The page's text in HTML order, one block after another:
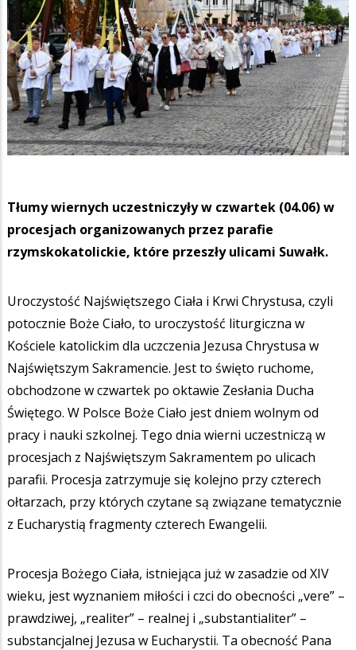
Tłumy wiernych uczestniczyły w czwartek (04.06) w
procesjach organizowanych przez parafie
rzymskokatolickie, które przeszły ulicami Suwałk.
Uroczystość Najświętszego Ciała i Krwi Chrystusa, czyli
potocznie Boże Ciało, to uroczystość liturgiczna w
Kościele katolickim dla uczczenia Jezusa Chrystusa w
Najświętszym Sakramencie. Jest to święto ruchome,
obchodzone w czwartek po oktawie Zesłania Ducha
Świętego. W Polsce Boże Ciało jest dniem wolnym od
pracy i nauki szkolnej. Tego dnia wierni uczestniczą w
procesjach z Najświętszym Sakramentem po ulicach
parafii. Procesja zatrzymuje się kolejno przy czterech
ołtarzach, przy których czytane są związane tematycznie
z Eucharystią fragmenty czterech Ewangelii.
Procesja Bożego Ciała, istniejąca już w zasadzie od XIV
wieku, jest wyznaniem miłości i czci do obecności „vere” –
prawdziwej, „realiter” – realnej i „substantialiter” –
substancjalnej Jezusa w Eucharystii. Ta obecność Pana